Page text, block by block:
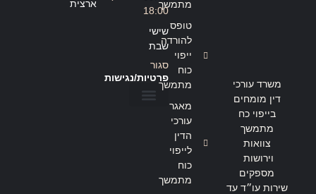
משרד עורכי
דין מומחים
בייפוי כח
מתמשך
צוואות
וירושות
מספקים
שירות עו״ד עד
מתמשך
טופס
להורדה
ייפוי
כוח
מתמשך
מאגר
עורכי
הדין
לייפוי
כוח
מתמשך
18:00
שישי
שבת
סגור
פרטיות/נגישות
ארצית